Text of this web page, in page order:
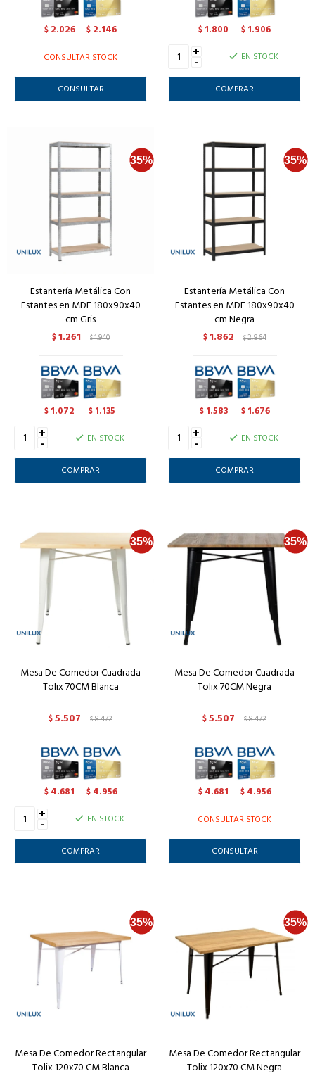
$ 2.026 $ 2.146
CONSULTAR STOCK
CONSULTAR
$ 1.800 $ 1.906
+
- EN STOCK
Estantería Metálica Con
Estantes en MDF 180x90x40
cm Gris
$1.261 $1.940
$ 1.072 $ 1.135
+
- EN STOCK
Estantería Metálica Con
Estantes en MDF 180x90x40
cm Negra
$1.862 $2.864
$ 1.583 $ 1.676
+
- EN STOCK
Mesa De Comedor Cuadrada
Tolix 70CM Blanca
$5.507 $8.472
$ 4.681 $ 4.956
+
- EN STOCK
Mesa De Comedor Cuadrada
Tolix 70CM Negra
$5.507 $8.472
$ 4.681 $ 4.956
CONSULTAR STOCK
CONSULTAR
Mesa De Comedor Rectangular
Tolix 120x70 CM Blanca
Mesa De Comedor Rectangular
Tolix 120x70 CM Negra